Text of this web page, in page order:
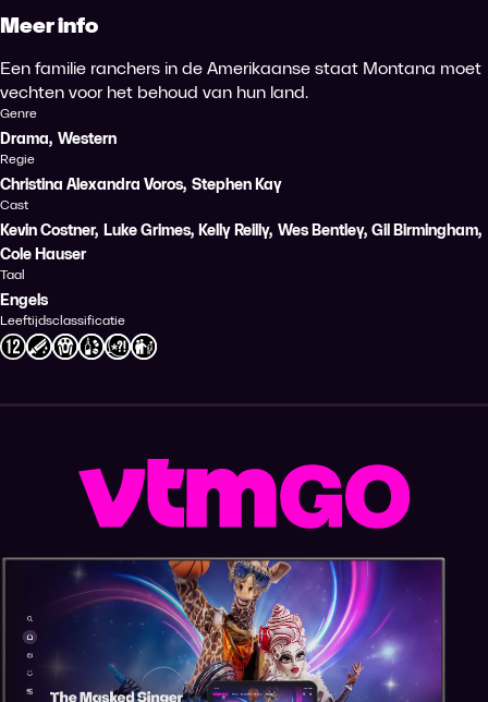
Meer info
Een familie ranchers in de Amerikaanse staat Montana moet
vechten voor het behoud van hun land.
Genre
Drama, Western
Regie
Christina Alexandra Voros, Stephen Kay
Cast
Kevin Costner, Luke Grimes, Kelly Reilly, Wes Bentley, Gil Birmingham,
Cole Hauser
Taal
Engels
Leeftijdsclassificatie